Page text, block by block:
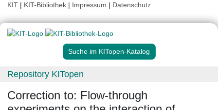
KIT | KIT-Bibliothek | Impressum | Datenschutz
Suche im KITopen-Katalog
Repository KITopen
Correction to: Flow-through